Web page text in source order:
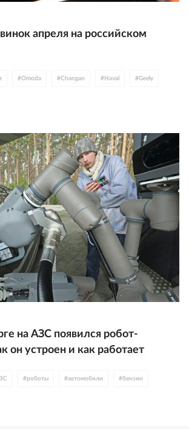
апреля на российском
#Omoda #Changan # Haval #Geely
на АЗС появился робот-
он устроен и как работает
#роботы #автомобили #бензин